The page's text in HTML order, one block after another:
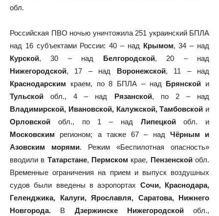
обл.
Российская ПВО ночью уничтожила 251 украинский БПЛА
над 16 субъектами России: 40 – над Крымом, 34 – над
Курской, 30 – над Белгородской, 20 – над
Нижегородской, 17 – над Воронежской, 11 – над
Краснодарским краем, по 8 БПЛА – над Брянской и
Тульской обл., 4 – над Рязанской, по 2 – над
Владимирской, Ивановской, Калужской, Тамбовской и
Орловской обл., по 1 – над Липецкойобл. и
Московским регионом; а также 67 – над Чёрным и
Азовским морями. Режим «Беспилотная опасность»
вводили в Татарстане, Пермском крае, Пензенскойобл.
Временные ограничения на прием и выпуск воздушных
судов были введены в аэропортах Сочи, Краснодара,
Геленджика, Калуги, Ярославля, Саратова, Нижнего
Новгорода. В Дзержинске Нижегородскойобл.,